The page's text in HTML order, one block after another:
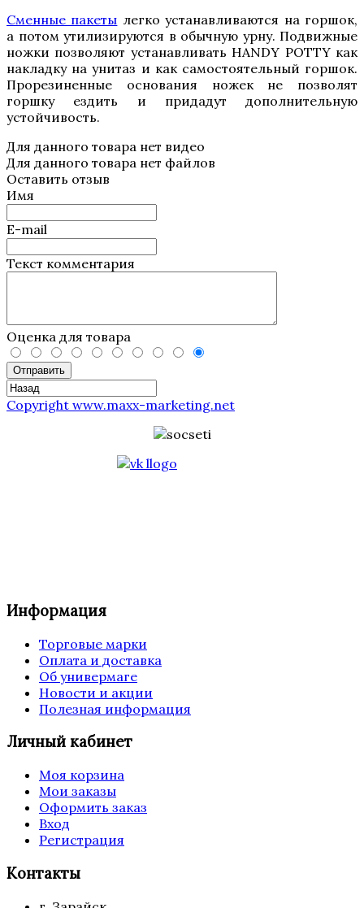
Сменные пакеты легко устанавливаются на горшок,
а потом утилизируются в обычную урну. Подвижные
ножки позволяют устанавливать HANDY POTTY как
накладку на унитаз и как самостоятельный горшок.
Прорезиненные основания ножек не позволят
горшку ездить и придадут дополнительную
устойчивость.
Для данного товара нет видео
Для данного товара нет файлов
Оставить отзыв
Имя
E-mail
Текст комментария
Оценка для товара
Отправить
Copyright www.maxx-marketing.net
Информация
Торговые марки
Оплата и доставка
Об универмаге
Новости и акции
Полезная информация
Личный кабинет
Моя корзина
Мои заказы
Оформить заказ
Вход
Регистрация
Контакты